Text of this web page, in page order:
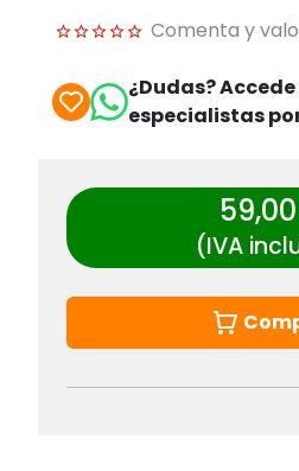
Comenta y
¿Dudas?
especialistas
(IVA